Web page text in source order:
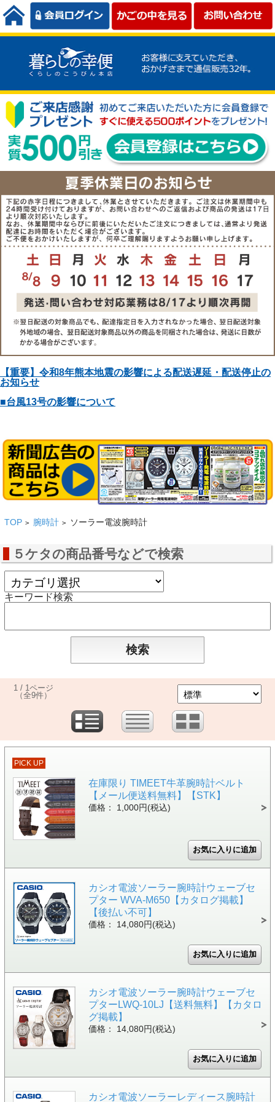
【重要】令和8年熊本地震の影響による配送遅延・配送停止の
お知らせ
■台風13号の影響について
TOP > 腕時計 > ソーラー電波腕時計
５ケタの商品番号などで検索
キーワード検索
1 / 1ページ
（全9件）
PICK UP
在庫限り TIMEET牛革腕時計ベルト
【メール便送料無料】【STK】
価格： 1,000円(税込)
カシオ電波ソーラー腕時計ウェーブセ
プター WVA-M650【カタログ掲載】
【後払い不可】
価格： 14,080円(税込)
カシオ電波ソーラー腕時計ウェーブセ
プターLWQ-10LJ【送料無料】【カタロ
グ掲載】
価格： 14,080円(税込)
カシオ電波ソーラーレディース腕時計